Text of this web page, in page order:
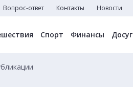
Вопрос-ответ Контакты Новости
Спорт Финансы Досуг